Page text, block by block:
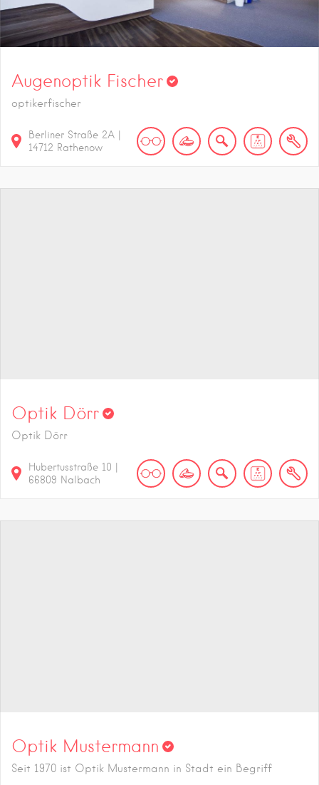
Augenoptik Fischer
optikerfischer
Berliner Straße 2A |
14712 Rathenow
Optik Dörr
Optik Dörr
Hubertusstraße 10
66809 Nalbach
Optik Mustermann
Seit 1970 ist Optik Mustermann in Stadt ein Begriff